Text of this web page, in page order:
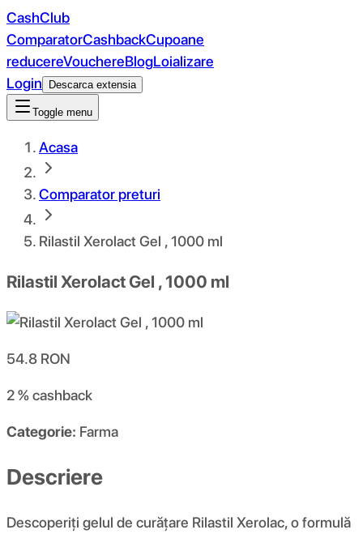
CashClub
ComparatorCashbackCupoane
reducereVouchereBlogLoializare
Login
Descarca extensia
Toggle menu
Acasa
Comparator preturi
Rilastil Xerolact Gel , 1000 ml
Rilastil Xerolact Gel , 1000 ml
54.8 RON
2 %cashback
Categorie: Farma
Descriere
Descoperiți gelul de curățare Rilastil Xerolac, o formulă